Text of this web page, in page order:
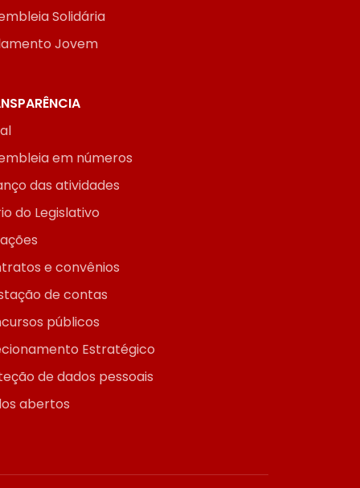
Solidária
Jovem
em números
das atividades
do Legislativo
e convênios
de contas
públicos
Estratégico
de dados pessoais
abertos